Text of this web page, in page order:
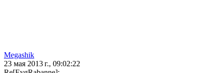
Megashik
23 мая 2013 г., 09:02:22